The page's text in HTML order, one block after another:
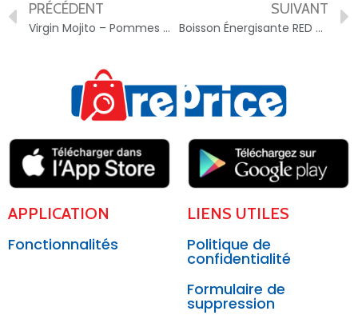
PRÉCÉDENT
Virgin Mojito – Pommes Citrons Verts Menthe – Charles & Alice – 3297760080312
SUIVANT
Boisson Énergisante RED BULL – Pack de 8 canettes – 9002490278120
APPLICATION
Fonctionnalités
LIENS UTILES
Politique de
confidentialité
Formulaire de
suppression